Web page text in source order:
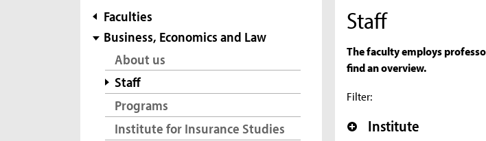
here:
subnavigation
Faculties
Business, Economics and Law
About us
Staff
Programs
Institute for Insurance Studies
Staff
The faculty employs
find an overview.
Filter:
Institute